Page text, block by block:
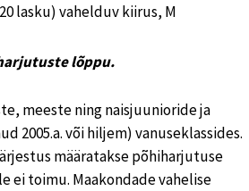
lasku) vahelduv kiirus, M
lõppu.
meeste ning naisjuunioride ja
2005.a. või hiljem) vanuseklassides.
määratakse põhiharjutuse
ei toimu. Maakondade vahelise